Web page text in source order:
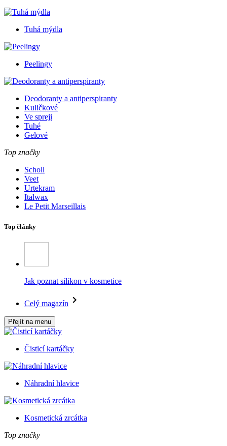
Tuhá mýdla
Peelingy
Deodoranty a antiperspiranty
Kuličkové
Ve spreji
Tuhé
Gelové
Top značky
Scholl
Veet
Urtekram
Italwax
Le Petit Marseillais
Top články
Jak poznat silikon v kosmetice
Celý magazín
Přejít na menu
Čisticí kartáčky
Náhradní hlavice
Kosmetická zrcátka
Top značky